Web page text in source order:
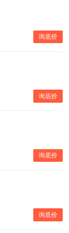
询底价
询底价
询底价
询底价